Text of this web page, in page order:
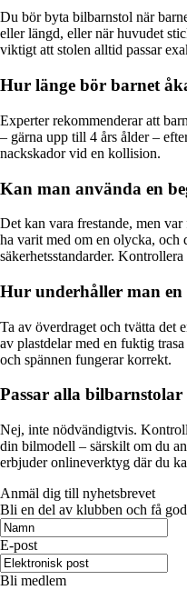
Du bör byta bilbarnstol när
eller längd, eller när huvudet
viktigt att stolen alltid passar
Hur länge bör barnet
Experter rekommenderar att
– gärna upp till 4 års ålder –
nackskador vid en kollision.
Kan man använda en
Det kan vara frestande, men
ha varit med om en olycka, och
säkerhetsstandarder.
Hur underhåller man
Ta av överdraget och tvätta det
av plastdelar med en fuktig
och spännen fungerar korrekt.
Passar alla
Nej, inte nödvändigtvis.
din bilmodell – särskilt om du
erbjuder onlineverktyg där du
Anmäl dig till nyhetsbrevet
Bli en del av klubben och få
E-post
Bli medlem